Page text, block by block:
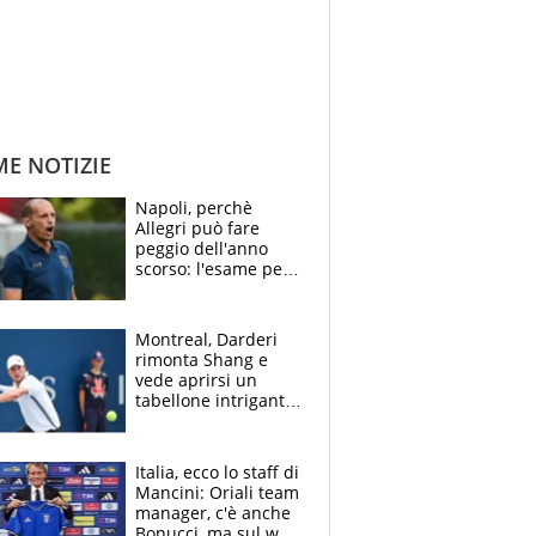
NOTIZIE
Napoli, perchè
Allegri può fare
peggio dell'anno
scorso: l'esame per
Monopoly
Montreal, Darderi
rimonta Shang e
vede aprirsi un
tabellone intrigante:
felice del mio livello"
Italia, ecco lo staff di
Mancini: Oriali team
manager, c'è anche